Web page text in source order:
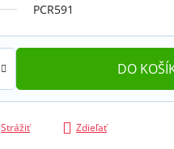
PCR591
DO
Strážiť Zdieľať